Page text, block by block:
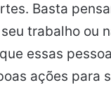
Basta
trabalho ou
essas
ações para